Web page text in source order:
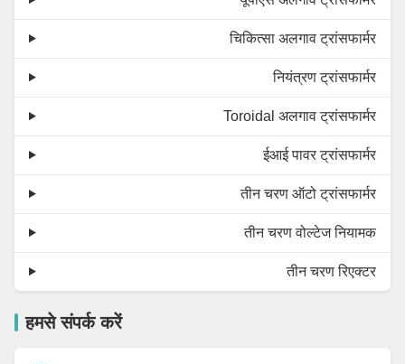
चिकित्सा अलगाव ट्रांसफार्मर
नियंत्रण ट्रांसफार्मर
Toroidal अलगाव ट्रांसफार्मर
ईआई पावर ट्रांसफार्मर
तीन चरण ऑटो ट्रांसफार्मर
तीन चरण वोल्टेज नियामक
तीन चरण रिएक्टर
हमसे संपर्क करें